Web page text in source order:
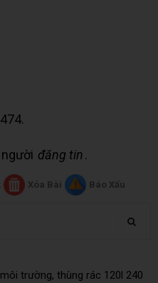
đăng tin.
Xóa Bài Báo Xấu
trường, thùng rác 120l 240